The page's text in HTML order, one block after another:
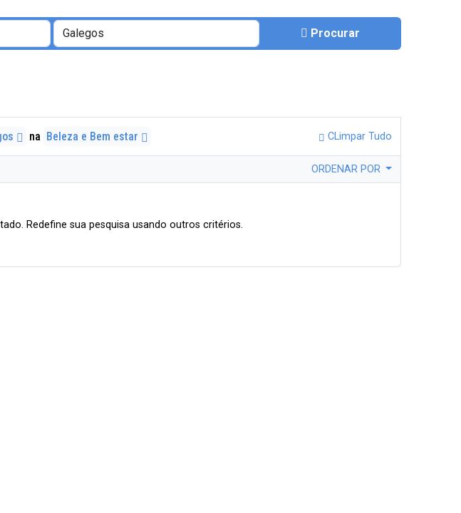
Procurar
na Beleza e Bem estar CLimpar Tudo
ORDENAR POR
Redefine sua pesquisa usando outros critérios.